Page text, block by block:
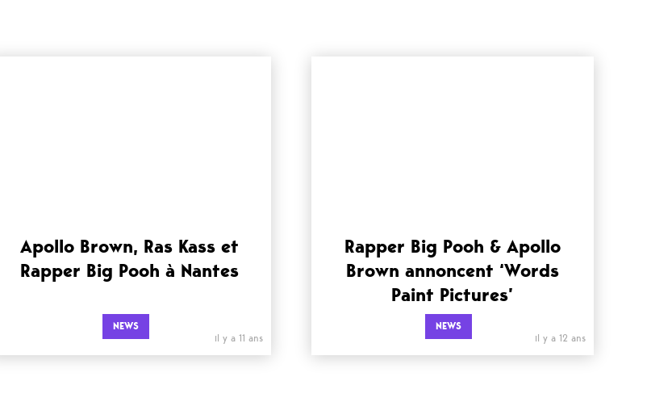
Apollo Brown, Ras Kass et
Rapper Big Pooh à Nantes
NEWS
il y a 11 ans
Rapper Big Pooh & Apollo
Brown annoncent ‘Words
Paint Pictures’
NEWS
il y a 12 ans